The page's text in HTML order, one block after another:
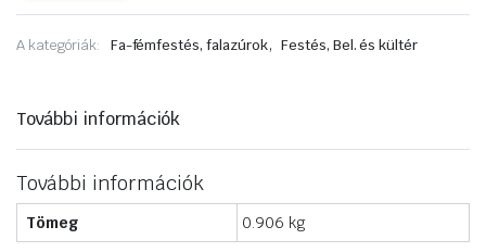
közvetlenül
0,75L
A kategóriák: Fa-fémfestés, falazúrok, Festés, Bel. és kültér
További információk
További információk
Tömeg 0.906 kg